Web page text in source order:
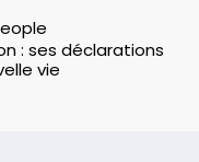
: ses déclarations
vie